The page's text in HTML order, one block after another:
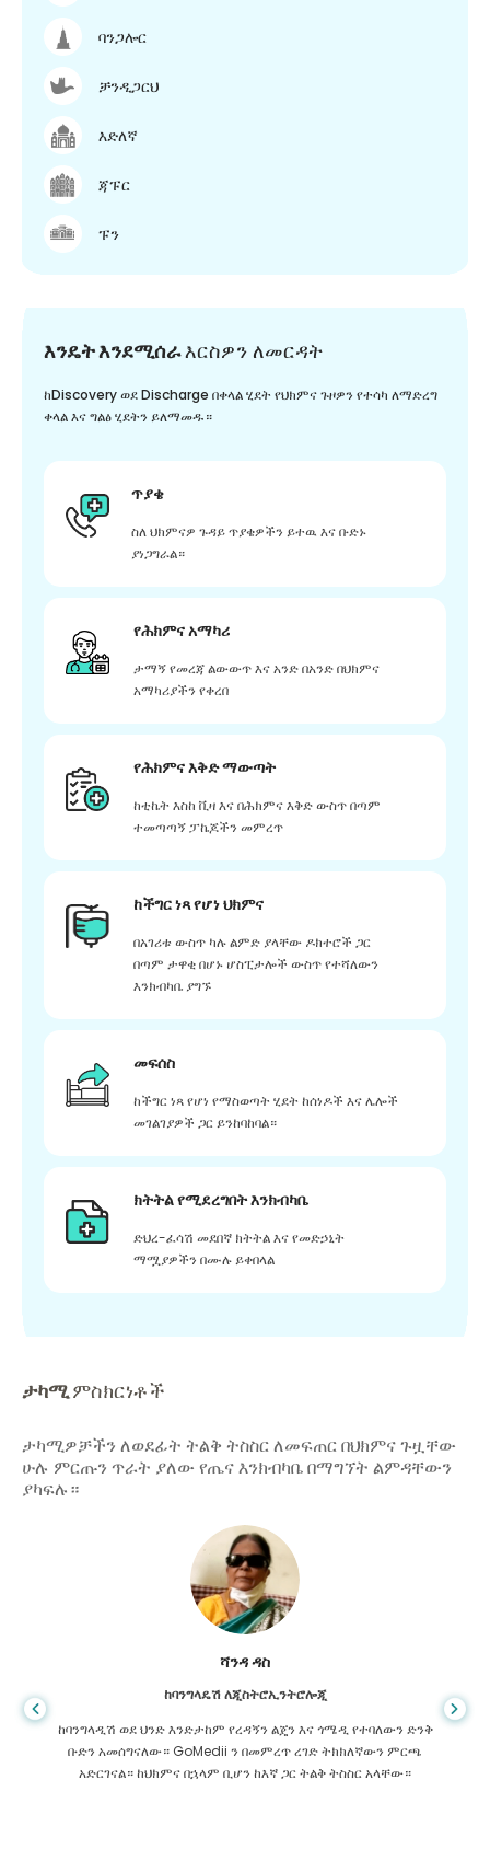
ባንጋሎር
ቻንዲጋርህ
እድለኛ
ጃፑር
ፑን
እንዴት እንደሚሰራእርስዎን ለመርዳት
ከDiscovery ወደ Discharge በቀላል ሂደት የህክምና ጉዞዎን የተሳካ ለማድረግ
ቀላል እና ግልፅ ሂደትን ይለማመዱ።
ጥያቄ
ስለ ህክምናዎ ጉዳይ ጥያቄዎችን ይተዉ እና ቡድኑ
ያነጋግራል።
የሕክምና አማካሪ
ታማኝ የመረጃ ልውውጥ እና አንድ በአንድ በህክምና
አማካሪያችን የቀረበ
የሕክምና እቅድ ማውጣት
ከቲኬት እስከ ቪዛ እና በሕክምና እቅድ ውስጥ በጣም
ተመጣጣኝ ፓኬጆችን መምረጥ
ከችግር ነጻ የሆነ ህክምና
በአገሪቱ ውስጥ ካሉ ልምድ ያላቸው ዶክተሮች ጋር
በጣም ታዋቂ በሆኑ ሆስፒታሎች ውስጥ የተሻለውን
እንክብካቤ ያግኙ
መፍሰስ
ከችግር ነጻ የሆነ የማስወጣት ሂደት ከሰነዶች እና ሌሎች
መገልገያዎች ጋር ይንከባከባል።
ክትትል የሚደረግበት እንክብካቤ
ድህረ-ፈሳሽ መደበኛ ክትትል እና የመድኃኒት
ማሟያዎችን በሙሉ ይቀበላል
ታካሚምስክርነቶች
ታካሚዎቻችን ለወደፊት ትልቅ ትስስር ለመፍጠር በህክምና ጉዟቸው
ሁሉ ምርጡን ጥራት ያለው የጤና እንክብካቤ በማግኘት ልምዳቸውን
ያካፍሉ።
ሻንዳ ዳስ
ከባንግላዴሽ ለጂስትሮኢንትሮሎጂ
ከባንግላዲሽ ወደ ህንድ እንድታከም የረዳኝን ልጄን እና ጎሜዲ የተባለውን ድንቅ
ቡድን አመሰግናለው። GoMedii ን በመምረጥ ረገድ ትክክለኛውን ምርጫ
አድርገናል። ከህክምና በኋላም ቢሆን ከእኛ ጋር ትልቅ ትስስር አላቸው።